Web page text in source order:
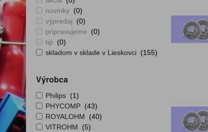
novinky (0)
výpredaj
(0)
pripravujeme
(0)
tip
(0)
skladom v sklade v Lieskovci (155)
Výrobca
Philips (1)
PHYCOMP (43)
ROYALOHM
(40)
VITROHM
(5)